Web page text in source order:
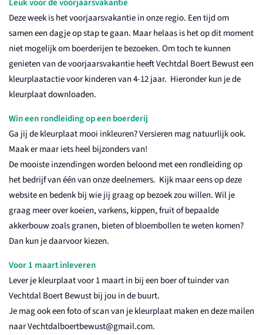
Leuk voor de voorjaarsvakantie
Deze week is het voorjaarsvakantie in onze regio. Een tijd om
samen een dagje op stap te gaan. Maar helaas is het op dit moment
niet mogelijk om boerderijen te bezoeken. Om toch te kunnen
genieten van de voorjaarsvakantie heeft Vechtdal Boert Bewust een
kleurplaatactie voor kinderen van 4-12 jaar. Hieronder kun je de
kleurplaat downloaden.
Win een rondleiding op een boerderij
Ga jij de kleurplaat mooi inkleuren? Versieren mag natuurlijk ook.
Maak er maar iets heel bijzonders van!
De mooiste inzendingen worden beloond met een rondleiding op
het bedrijf van één van onze deelnemers. Kijk maar eens op deze
website en bedenk bij wie jij graag op bezoek zou willen. Wil je
graag meer over koeien, varkens, kippen, fruit of bepaalde
akkerbouw zoals granen, bieten of bloembollen te weten komen?
Dan kun je daarvoor kiezen.
Voor 1 maart inleveren
Lever je kleurplaat voor 1 maart in bij een boer of tuinder van
Vechtdal Boert Bewust bij jou in de buurt.
Je mag ook een foto of scan van je kleurplaat maken en deze mailen
naar Vechtdalboertbewust@gmail.com.